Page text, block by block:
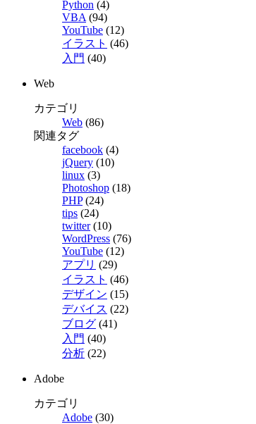
Python (4)
VBA (94)
YouTube (12)
イラスト (46)
入門 (40)
Web
カテゴリ
Web (86)
関連タグ
facebook (4)
jQuery (10)
linux (3)
Photoshop (18)
PHP(24)
tips (24)
twitter(10)
WordPress (76)
YouTube (12)
アプリ (29)
イラスト (46)
デザイン (15)
デバイス (22)
ブログ (41)
入門 (40)
分析 (22)
Adobe
カテゴリ
Adobe (30)